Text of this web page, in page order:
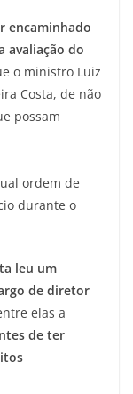
encaminhado
avaliação do
o ministro Luiz
Costa, de não
possam
ordem de
durante o
leu um
de diretor
elas a
de ter